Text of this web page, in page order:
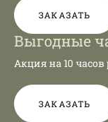
ЗАКАЗАТЬ
Выгодные
Акция на 10
ЗАКАЗАТЬ